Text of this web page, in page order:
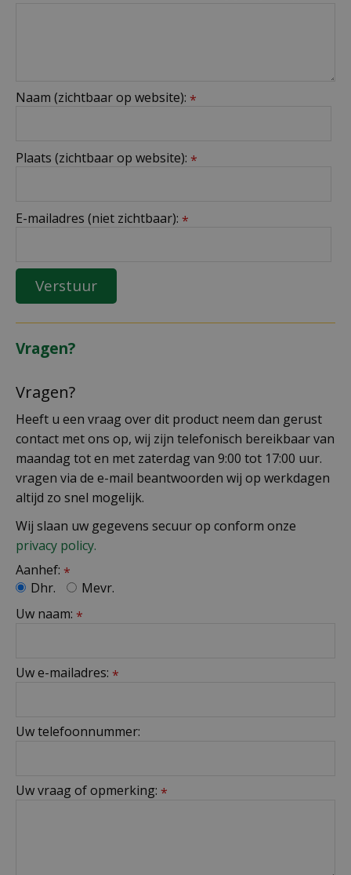
Naam (zichtbaar op website): *
Plaats (zichtbaar op website): *
E-mailadres (niet zichtbaar): *
Vragen?
Vragen?
Heeft u een vraag over dit product neem dan gerust
contact met ons op, wij zijn telefonisch bereikbaar van
maandag tot en met zaterdag van 9:00 tot 17:00 uur.
vragen via de e-mail beantwoorden wij op werkdagen
altijd zo snel mogelijk.
Wij slaan uw gegevens secuur op conform onze
privacy policy.
Aanhef: *
Dhr.
Mevr.
Uw naam: *
Uw e-mailadres: *
Uw telefoonnummer:
Uw vraag of opmerking: *